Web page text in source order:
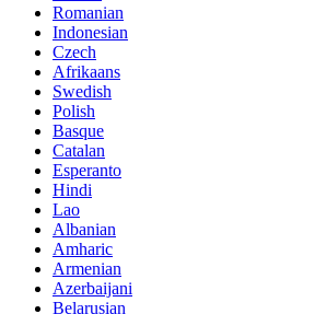
Romanian
Indonesian
Czech
Afrikaans
Swedish
Polish
Basque
Catalan
Esperanto
Hindi
Lao
Albanian
Amharic
Armenian
Azerbaijani
Belarusian